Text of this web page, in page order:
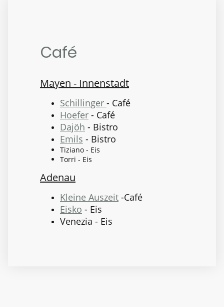
Café
Mayen - Innenstadt
Schillinger - Café
Hoefer - Café
Dajöh - Bistro
Emils - Bistro
Tiziano - Eis
Torri - Eis
Adenau
Kleine Auszeit -Café
Eisko - Eis
Venezia - Eis